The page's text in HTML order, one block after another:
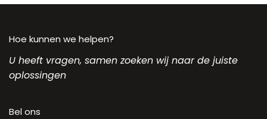
Hoe kunnen we helpen?
U heeft vragen, samen zoeken wij naar de juiste
oplossingen
Bel ons